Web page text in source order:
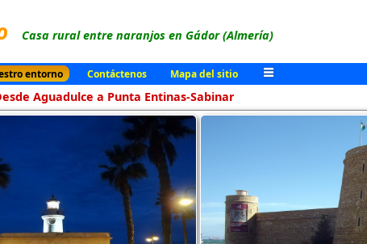
Casa rural entre naranjos en Gádor (Almería)
entorno Contáctenos Mapa del sitio
Aguadulce a Punta Entinas-Sabinar